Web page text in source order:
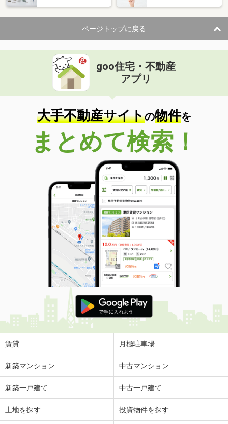
ページトップに戻る
goo住宅・不動産
アプリ
大手不動産サイトの物件を
まとめて検索！
賃貸 月極駐車場
新築マンション 中古マンション
新築一戸建て 中古一戸建て
土地を探す 投資物件を探す